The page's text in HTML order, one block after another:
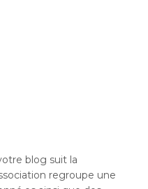
blog suit la
regroupe une